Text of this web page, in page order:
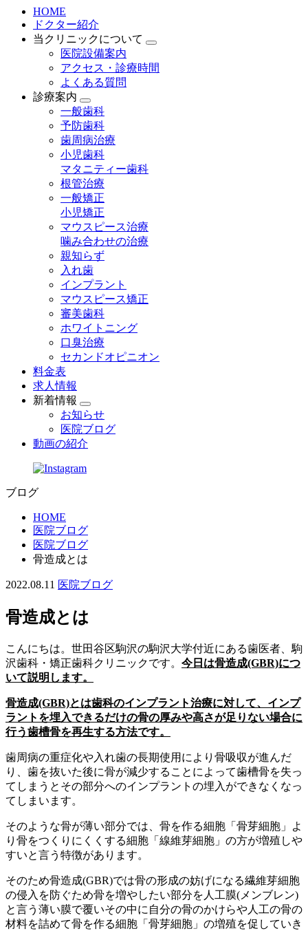
HOME
ドクター紹介
当クリニックについて
医院設備案内
アクセス・診療時間
よくある質問
診療案内
一般歯科
予防歯科
歯周病治療
小児歯科
マタニティー歯科
根管治療
一般矯正
小児矯正
マウスピース治療
噛み合わせの治療
親知らず
入れ歯
インプラント
マウスピース矯正
審美歯科
ホワイトニング
口臭治療
セカンドオピニオン
料金表
求人情報
新着情報
お知らせ
医院ブログ
動画の紹介
ブログ
HOME
医院ブログ
医院ブログ
骨造成とは
2022.08.11 医院ブログ
骨造成とは
こんにちは。世田谷区駒沢の駒沢大学付近にある歯医者、駒
沢歯科・矯正歯科クリニックです。 今日は骨造成(GBR)につ
いて説明します。
骨造成(GBR)とは歯科のインプラント治療に対して、インプ
ラントを埋入できるだけの骨の厚みや高さが足りない場合に
行う歯槽骨を再生する方法です。
歯周病の重症化や入れ歯の長期使用により骨吸収が進んだ
り、歯を抜いた後に骨が減少することによって歯槽骨を失っ
てしまうとその部分へのインプラントの埋入ができなくなっ
てしまいます。
そのような骨が薄い部分では、骨を作る細胞「骨芽細胞」よ
り骨をつくりにくくする細胞「線維芽細胞」の方が増殖しや
すいと言う特徴があります。
そのため骨造成(GBR)では骨の形成の妨げになる繊維芽細胞
の侵入を防ぐため骨を増やしたい部分を人工膜(メンブレン)
と言う薄い膜で覆いその中に自分の骨のかけらや人工の骨の
材料を詰めて骨を作る細胞「骨芽細胞」の増殖を促していき